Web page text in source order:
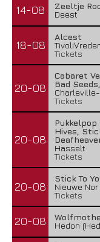
14-08
Zeeltje
Deest
18-08
Alcest
Tickets
20-08
Cabaret
Bad
Tickets
20-08
Hives,
Hasselt
Tickets
20-08
Stick To
Nieuwe
Tickets
20-08
Hedon